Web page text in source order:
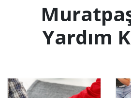
Yardım